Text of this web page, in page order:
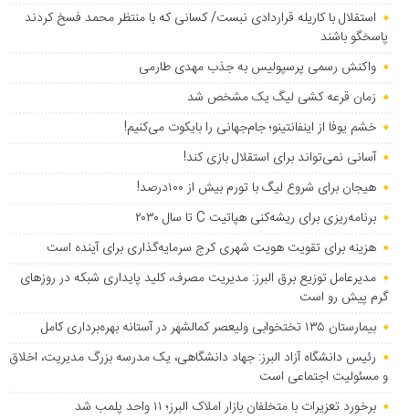
استقلال با کاریله قراردادی نبست/ کسانی که با منتظر محمد فسخ کردند
پاسخگو باشند
واکنش رسمی پرسپولیس به جذب مهدی طارمی
زمان قرعه کشی لیگ یک مشخص شد
خشم یوفا از اینفانتینو؛ جام‌جهانی را بایکوت می‌کنیم!
آسانی نمی‌تواند برای استقلال بازی کند!
هیجان برای شروع لیگ با تورم بیش از ۱۰۰درصد!
برنامه‌ریزی برای ریشه‌کنی هپاتیت C تا سال ۲۰۳۰
هزینه برای تقویت هویت شهری کرج سرمایه‌گذاری برای آینده است
مدیرعامل توزیع برق البرز: مدیریت مصرف، کلید پایداری شبکه در روزهای
گرم پیش رو است
بیمارستان ۱۳۵ تختخوابی ولیعصر کمالشهر در آستانه بهره‌برداری کامل
رئیس دانشگاه آزاد البرز: جهاد دانشگاهی، یک مدرسه بزرگ مدیریت، اخلاق
و مسئولیت اجتماعی است
برخورد تعزیرات با متخلفان بازار املاک البرز؛ ۱۱ واحد پلمب شد